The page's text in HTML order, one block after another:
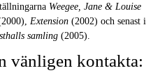
Weegee, Jane & Louise
Extension (2002) och senast i
samling (2005).
vänligen kontakta: